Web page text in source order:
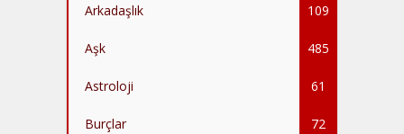
Arkadaşlık 109
Aşk 485
Astroloji 61
Burçlar 72